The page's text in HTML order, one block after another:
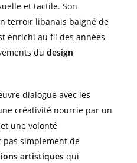
et tactile. Son
terroir libanais baigné de
enrichi au fil des années
du design
dialogue avec les
créativité nourrie par un
une volonté
pas simplement de
artistiques qui